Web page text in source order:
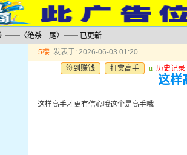
》━━〈绝杀二尾〉━━ 已更新
5楼 发表于: 2026-06-03 01:20
签到赚钱
打赏高手 u 历史记录
这样
这样高手才更有信心哦这个是高手哦